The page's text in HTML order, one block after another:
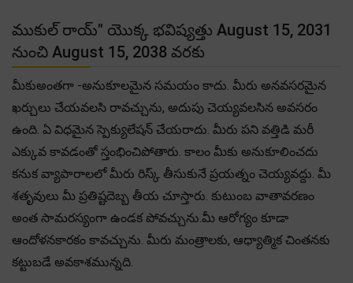
ముకుల్ రాయ్" యొక్క భవిష్యత్తు August 15, 2031
నుంచి August 15, 2038 వరకు
మీకుఅంతగా -అనుకూలమైన సమయం కాదు. మీరు అనవసరమైన
ఖర్చులు చేయవలసి రావచ్చును, అదుపు చెయ్యవలసిన అవసరం
ఉంది. ఏ విధమైన స్పెక్యులేషన్ చేయరాదు. మీరు పని వత్తిడి మరీ
ఎక్కువ కావడంతో స్తంభించిపోతారు. కాలం మీకు అనుకూలించదు
కనుక వ్యాపారాలలో మీరు రిస్క్ తీసుకునే ప్రయత్నం చెయ్యవద్దు. మీ
శతృవులు మీ ప్రతిష్టదెబ్బ తీయ చూస్తారు. కుటుంబ వాతావరణం
అంత సామరస్యంగా ఉండక పోవచ్చును.మీ ఆరోగ్యం కూడా
ఆందోళనకారకం కావచ్చును. మీరు మంత్రాలకు, ఆధ్యాత్మిక చింతనకు
కట్టుబడే అవకాశమున్నది.